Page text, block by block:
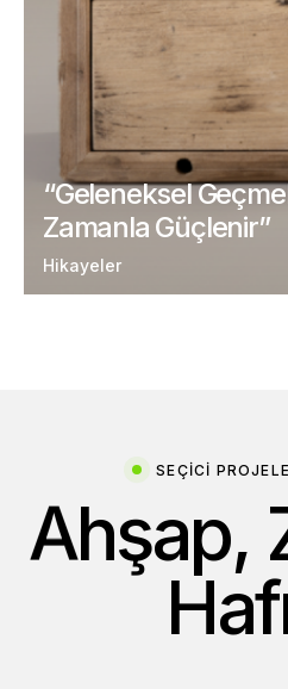
“Geleneksel
Zamanla Güçlenir”
Hikayeler
SEÇICI
Ahşap,
Haf